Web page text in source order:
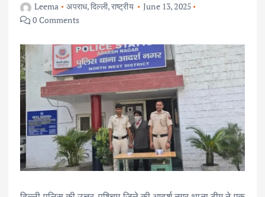
Leema अपराध,दिल्ली,राष्ट्रीय
June 13, 2025
0 Comments